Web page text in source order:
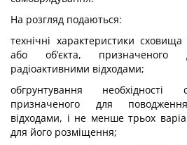
На розгляд подаються:
технічні характеристики сховища
або об’єкта,
радіоактивними відходами;
обгрунтування необхідності
призначеного для
відходами, і не менше трьох
для його розміщення;